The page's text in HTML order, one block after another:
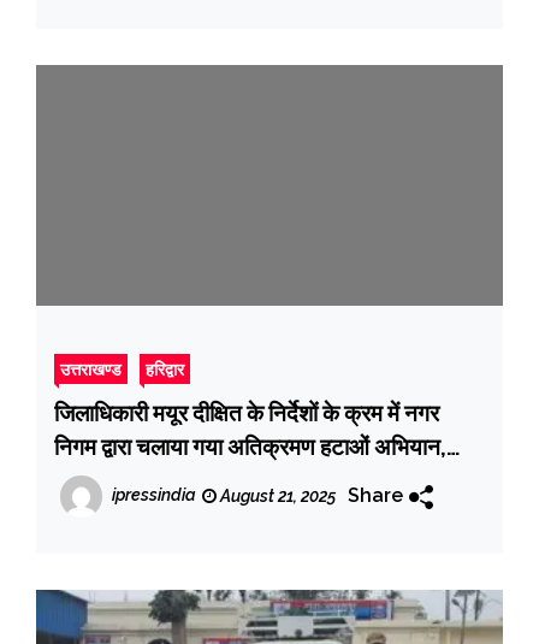
उत्तराखण्ड हरिद्वार
जिलाधिकारी मयूर दीक्षित के निर्देशों के क्रम में नगर
निगम द्वारा चलाया गया अतिक्रमण हटाओं अभियान,
नगर निगम द्वारा चन्द्राचार्य चौक से प्रेम नगर आश्रम के
पुल तक हटाया गया अतिक्रमण
ipressindia August 21, 2025 Share